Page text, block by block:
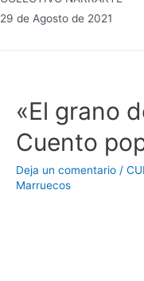
29 de Agosto de 2021
«El grano
Cuento
Deja un comentario /
Marruecos